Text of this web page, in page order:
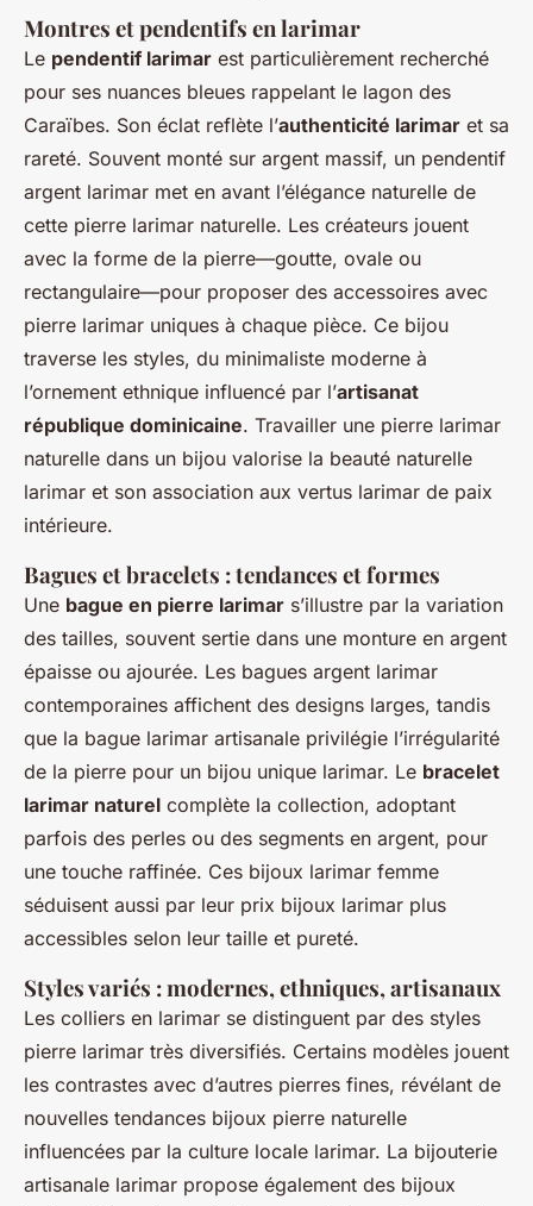
Montres et pendentifs en larimar
Le pendentif larimar est particulièrement recherché
pour ses nuances bleues rappelant le lagon des
Caraïbes. Son éclat reflète l’authenticité larimar et sa
rareté. Souvent monté sur argent massif, un pendentif
argent larimar met en avant l’élégance naturelle de
cette pierre larimar naturelle. Les créateurs jouent
avec la forme de la pierre—goutte, ovale ou
rectangulaire—pour proposer des accessoires avec
pierre larimar uniques à chaque pièce. Ce bijou
traverse les styles, du minimaliste moderne à
l’ornement ethnique influencé par l’artisanat
république dominicaine. Travailler une pierre larimar
naturelle dans un bijou valorise la beauté naturelle
larimar et son association aux vertus larimar de paix
intérieure.
Bagues et bracelets : tendances et formes
Une bague en pierre larimar s’illustre par la variation
des tailles, souvent sertie dans une monture en argent
épaisse ou ajourée. Les bagues argent larimar
contemporaines affichent des designs larges, tandis
que la bague larimar artisanale privilégie l’irrégularité
de la pierre pour un bijou unique larimar. Le bracelet
larimar naturel complète la collection, adoptant
parfois des perles ou des segments en argent, pour
une touche raffinée. Ces bijoux larimar femme
séduisent aussi par leur prix bijoux larimar plus
accessibles selon leur taille et pureté.
Styles variés : modernes, ethniques, artisanaux
Les colliers en larimar se distinguent par des styles
pierre larimar très diversifiés. Certains modèles jouent
les contrastes avec d’autres pierres fines, révélant de
nouvelles tendances bijoux pierre naturelle
influencées par la culture locale larimar. La bijouterie
artisanale larimar propose également des bijoux